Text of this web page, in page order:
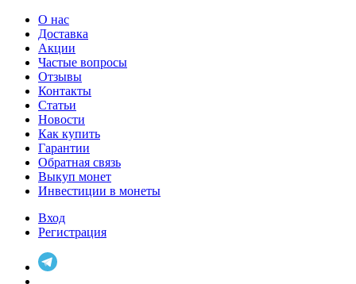
О нас
Доставка
Акции
Частые вопросы
Отзывы
Контакты
Статьи
Новости
Как купить
Гарантии
Обратная связь
Выкуп монет
Инвестиции в монеты
Вход
Регистрация